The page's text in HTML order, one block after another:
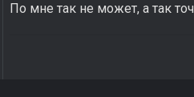
По мне так не может, а так